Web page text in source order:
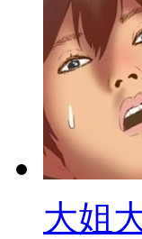
大姐